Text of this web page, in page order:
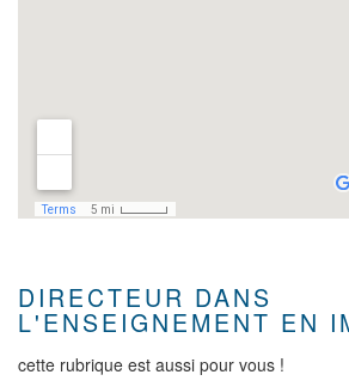
DIRECTEUR DANS
L'ENSEIGNEMENT EN
cette rubrique est aussi pour vous !